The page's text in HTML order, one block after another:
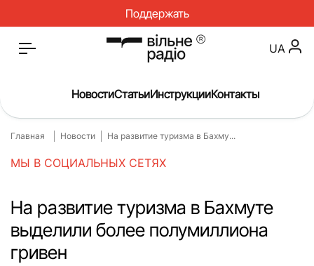
Поддержать
Главная
Новости
О нас
Инструкции
Спорт
Интервью
Досье
UA
НовостиСтатьиИнструкцииКонтакты
Главная Новости На развитие туризма в Бахму...
МЫ В СОЦИАЛЬНЫХ СЕТЯХ
На развитие туризма в Бахмуте
выделили более полумиллиона
гривен